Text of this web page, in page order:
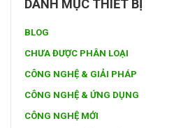
DANH MỤC THIẾT BỊ
BLOG
CHƯA ĐƯỢC PHÂN LOẠI
CÔNG NGHỆ & GIẢI PHÁP
CÔNG NGHỆ & ỨNG DỤNG
CÔNG NGHỆ MỚI